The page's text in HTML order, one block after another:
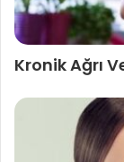
Kronik Ağrı